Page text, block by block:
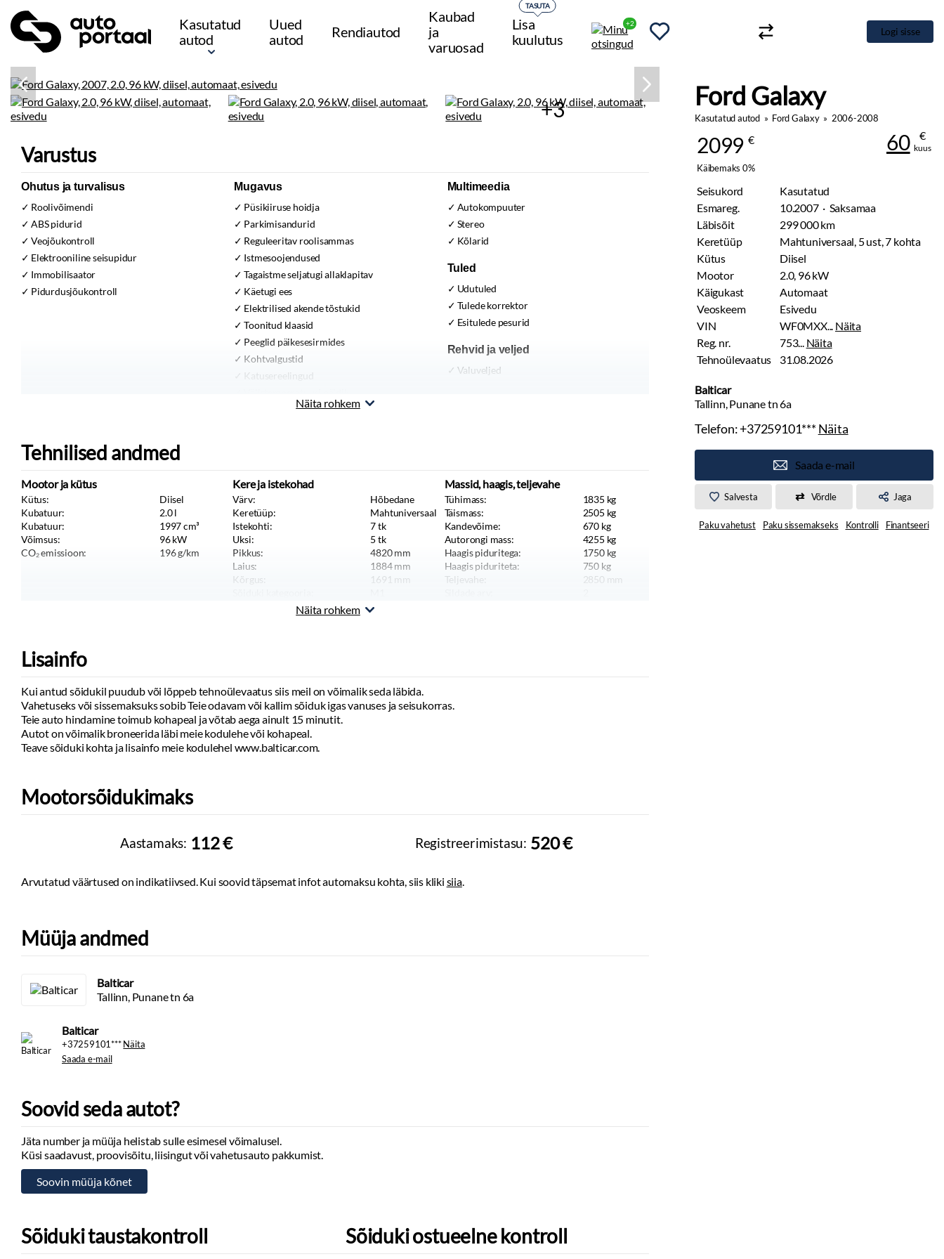
Kasutatud
autod
Uued
autod
Rendiautod
Kaubad
ja
varuosad
Lisa
kuulutus
TASUTA
+2
Logi sisse
+3 Ford Galaxy
Kasutatud autod » Ford Galaxy» 2006-2008
2099 € 60 €
kuus
Käibemaks 0%
Seisukord
Kasutatud
Esmareg.
10.2007 · Saksamaa
Läbisõit
299 000 km
Keretüüp
Mahtuniversaal, 5 ust, 7 kohta
Kütus
Diisel
Mootor
2.0, 96 kW
Käigukast
Automaat
Veoskeem
Esivedu
VIN
WF0MXX... Näita
Reg. nr.
753... Näita
Tehnoülevaatus
31.08.2026
Balticar
Tallinn, Punane tn 6a
Telefon:+37259101***Näita
Saada e-mail
Salvesta Võrdle Jaga
Paku vahetust Paku sissemakseks Kontrolli Finantseeri
Varustus
Ohutus ja turvalisus
Roolivõimendi
ABS pidurid
Veojõukontroll
Elektrooniline seisupidur
Immobilisaator
Pidurdusjõukontroll
Mugavus
Püsikiiruse hoidja
Parkimisandurid
Reguleeritav roolisammas
Istmesoojendused
Tagaistme seljatugi allaklapitav
Käetugi ees
Elektrilised akende tõstukid
Toonitud klaasid
Peeglid päikesesirmides
Kohtvalgustid
Kesklukustus
Jalamatid
Topsihoidjad
Tekstiilpolster
Multimeedia
Autokompuuter
Stereo
Kõlarid
Tuled
Udutuled
Tulede korrektor
Esitulede pesurid
Rehvid ja veljed
Valuveljed
Näita rohkem
Tehnilised andmed
Mootor ja kütus
Kütus:
Diisel
Kubatuur:
2.0l
Kubatuur:
1997cm³
Võimsus:
96kW
CO₂ emissioon:
196g/km
Kere ja istekohad
Värv:
Hõbedane
Keretüüp:
Mahtuniversaal
Istekohti:
7tk
Uksi:
5 tk
Pikkus:
4820mm
Laius:
1884mm
Kõrgus:
1691 mm
Sõiduauto
Massid, haagis, teljevahe
Tühimass: 1835 kg
Täismass:
2505 kg
Kandevõime:
670 kg
Autorongi mass:
4255 kg
Haagis piduritega:
1750 kg
Haagis piduriteta:
750 kg
Teljevahe:
2850 mm
Näita rohkem
Lisainfo
Kui antud sõidukil puudub või lõppeb tehnoülevaatus siis meil on võimalik seda läbida.
Vahetuseks või sissemaksuks sobib Teie odavam või kallim sõiduk igas vanuses ja seisukorras.
Teie auto hindamine toimub kohapeal ja võtab aega ainult 15 minutit.
Autot on võimalik broneerida läbi meie kodulehe või kohapeal.
Teave sõiduki kohta ja lisainfo meie kodulehel www.balticar.com.
Mootorsõidukimaks
Aastamaks: 112 € Registreerimistasu: 520 €
Arvutatud väärtused on indikatiivsed. Kui soovid täpsemat infot automaksu kohta, siis kliki siia.
Müüja andmed
Balticar
Tallinn, Punane tn 6a
Balticar
+37259101***Näita
Saada e-mail
Soovid seda autot?
Jäta number ja müüja helistab sulle esimesel võimalusel.
Küsi saadavust, proovisõitu, liisingut või vahetusauto pakkumist.
Sõiduki taustakontroll Sõiduki ostueelne kontroll